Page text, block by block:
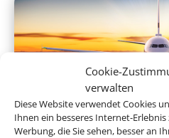
Cookie-
verwalten
Diese Website verwendet Cookies
Ihnen ein besseres Internet-
Werbung, die Sie sehen, besser an